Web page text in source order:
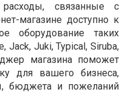
связанные с
магазине доступно к
оборудование таких
, Jack, Juki,Typical,Siruba,
магазина поможет
для вашего бизнеса,
бюджета и пожеланий